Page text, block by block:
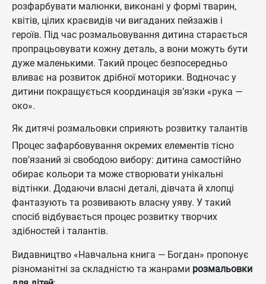
розфарбувати малюнки, виконані у формі тварин,
квітів, цілих краєвидів чи вигаданих пейзажів і
героїв. Під час розмальовування дитина старається
пропрацьовувати кожну деталь, а вони можуть бути
дуже маленькими. Такий процес безпосередньо
вливає на розвиток дрібної моторики. Водночас у
дитини покращується координація зв’язки «рука —
око».
Як дитячі розмальовки сприяють розвитку талантів
Процес зафарбовування окремих елементів тісно
пов’язаний зі свободою вибору: дитина самостійно
обирає кольори та може створювати унікальні
відтінки. Додаючи власні деталі, дівчата й хлопці
фантазують та розвивають власну уяву. У такий
спосіб відбувається процес розвитку творчих
здібностей і талантів.
Видавництво «Навчальна книга — Богдан» пропонує
різноманітні за складністю та жанрами розмальовки